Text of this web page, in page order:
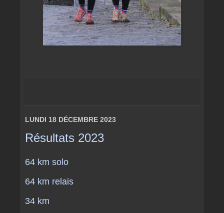
LUNDI 18 DÉCEMBRE 2023
Résultats 2023
64 km solo
64 km relais
34 km